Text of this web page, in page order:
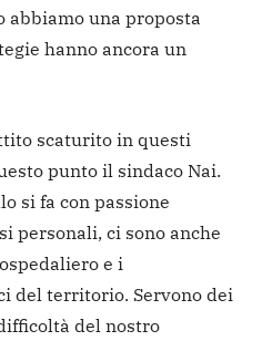
abbiamo una proposta
hanno ancora un
scaturito in questi
punto il sindaco Nai.
si fa con passione
personali, ci sono anche
e i
del territorio. Servono dei
del nostro